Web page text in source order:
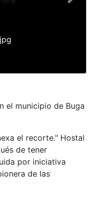
Next
el municipio de Buga
el recorte." Hostal
de tener
por iniciativa
de las